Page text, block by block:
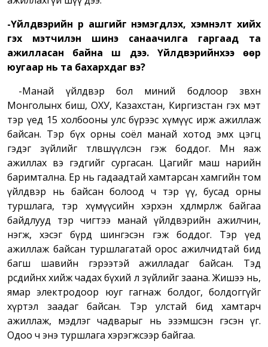
-Үйлдвэрийн үр ашгийг нэмэгдүүлэх, хэмнэлт хийх
гэх мэтчилэн шинэ санаачилга гаргаад та
ажилласан байна шүү дээ. Үйлдвэрийнхээ өөр
юугаар нь та бахархдаг вэ?
-Манай үйлдвэр бол миний бодлоор зөвхөн
Монголынх биш, ОХУ, Казахстан, Киргизстан гэх мэт
тэр үед 15 холбооны улс бүрээс хүмүүс ирж ажиллаж
байсан. Тэр бүх орны соёл манай хотод эмх цэгц
гэдэг зүйлийг төлөвшүүлсэн гэж боддог. Мөн яаж
ажиллах вэ гэдгийг сургасан. Цагийг маш нарийн
баримтална. Ер нь гадаадтай хамтарсан хамгийн том
үйлдвэр нь байсан болоод ч тэр үү, бусад орны
туршлага, тэр хүмүүсийн хэрхэн хөдөлмөрлөж байгаа
байдлууд тэр чигтээ манай үйлдвэрийн ажилчин,
нэгж, хэсэг бүрд шингэсэн гэж боддог. Тэр үед
ажиллаж байсан туршлагатай орос ажилчидтай бид
багш шавийн гэрээтэй ажилладаг байсан. Тэд
өөрсдийнхөө хийж чадах бүхий л зүйлийг заана. Жишээ нь,
ямар электродоор юуг гагнаж болдог, болдоггүйг
хүртэл заадаг байсан. Тэр улстай бид хамтарч
ажиллаж, мэдлэг чадварыг нь эзэмшсэн гэсэн үг.
Одоо ч энэ туршлага хэрэгжсээр байгаа.